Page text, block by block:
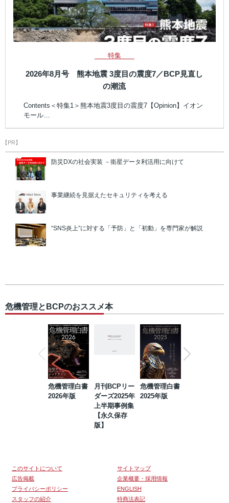
特集
2026年8月号 熊本地震 3度目の震度7／BCP見直し
の潮流
Contents＜特集1＞熊本地震3度目の震度7【Opinion】イオン
モール…
【PR】
防災DXの社会実装 －衛星データ利活用に向けて
事業継続を見据えたセキュリティを考える
“SNS炎上”に対する「予防」と「初動」を専門家が解説
危機管理とBCPのおススメ本
危機管理白書
2026年版
月刊BCPリー
ダーズ2025年
上半期事例集
【永久保存
版】
危機管理白書
2025年版
このサイトについて
サイトマップ
広告掲載
企業概要・採用情報
プライバシーポリシー
ENGLISH
スタッフの紹介
特商法表記